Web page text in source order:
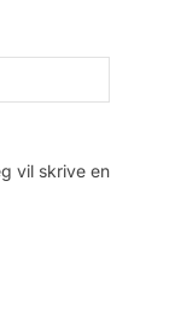
vil skrive en